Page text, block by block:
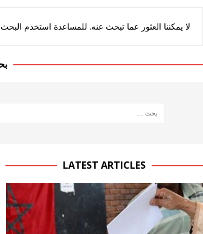
لا يمكننا العثور عما تبحث عنه. للمساعدة استخدم البحث
LATEST ARTICLES